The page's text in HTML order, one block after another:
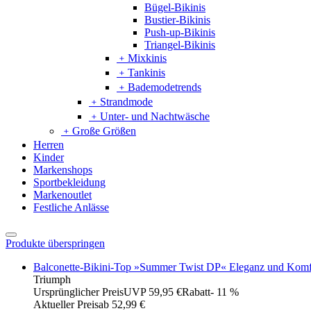
Bügel-Bikinis
Bustier-Bikinis
Push-up-Bikinis
Triangel-Bikinis
﹢ Mixkinis
﹢ Tankinis
﹢ Bademodetrends
﹢ Strandmode
﹢ Unter- und Nachtwäsche
﹢ Große Größen
Herren
Kinder
Markenshops
Sportbekleidung
Markenoutlet
Festliche Anlässe
Produkte überspringen
Balconette-Bikini-Top »Summer Twist DP« Eleganz und
Triumph
Ursprünglicher PreisUVP 59,95 €Rabatt- 11 %
Aktueller Preisab 52,99 €